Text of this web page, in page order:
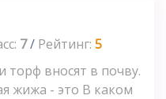
7/ Рейтинг: 5
торф вносят в почву.
жижа - это В каком